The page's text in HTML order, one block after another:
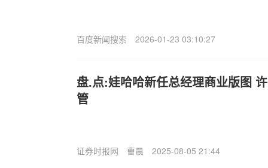
百度新闻搜索 2026-01-23 03:10:27
盘.点:娃哈哈新任总经理商业版图
管
证券时报网 曹晨 2025-08-05 21:44